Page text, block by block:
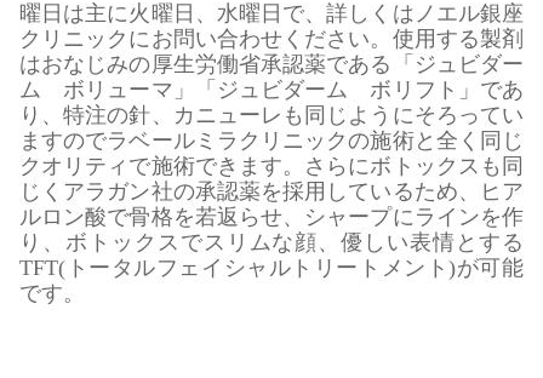
曜日は主に火曜日、水曜日で、詳しくはノエル銀座
クリニックにお問い合わせください。使用する製剤
はおなじみの厚生労働省承認薬である「ジュビダー
ム ボリューマ」「ジュビダーム ボリフト」であ
り、特注の針、カニューレも同じようにそろってい
ますのでラベールミラクリニックの施術と全く同じ
クオリティで施術できます。さらにボトックスも同
じくアラガン社の承認薬を採用しているため、ヒア
ルロン酸で骨格を若返らせ、シャープにラインを作
り、ボトックスでスリムな顔、優しい表情とする
TFT(トータルフェイシャルトリートメント)が可能
です。